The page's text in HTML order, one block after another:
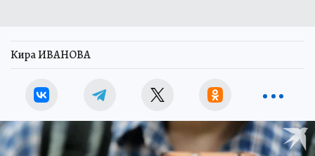
Кира ИВАНОВА